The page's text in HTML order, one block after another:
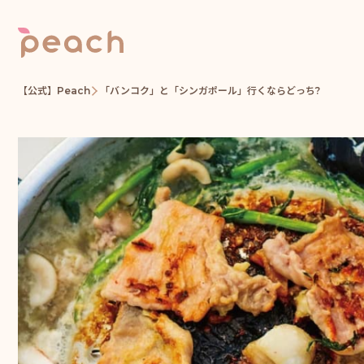
【公式】Peach 「バンコク」と「シンガポール」行くならどっち?